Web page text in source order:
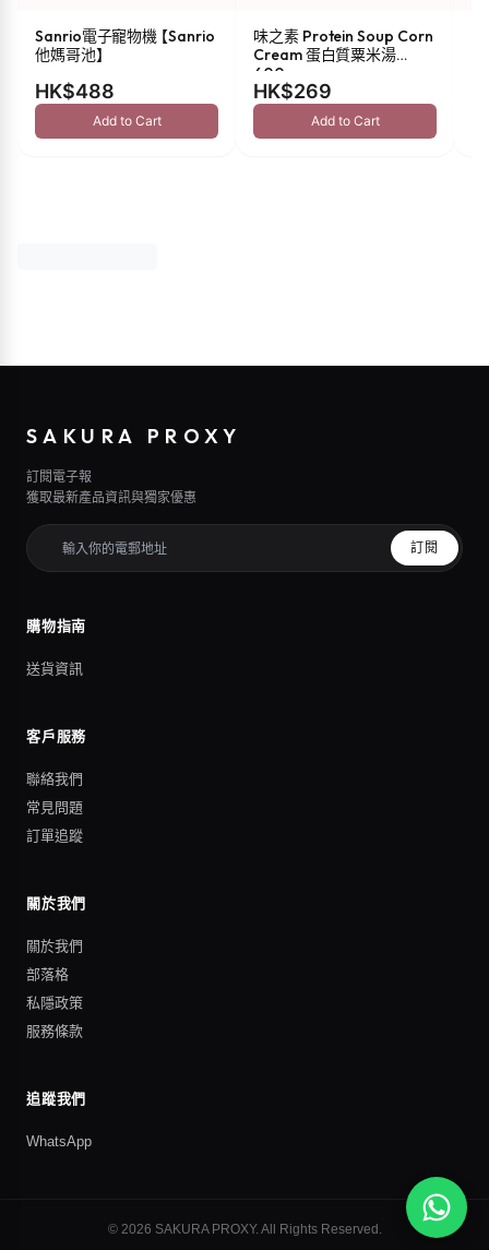
Sanrio電子寵物機 【Sanrio
他媽哥池】
HK$488
Add to Cart
味之素 Protein Soup Corn
Cream 蛋白質粟米湯
600g
HK$269
Add to Cart
SAKURA PROXY
訂閱電子報
獲取最新產品資訊與獨家優惠
訂閱
購物指南
送貨資訊
客戶服務
聯絡我們
常見問題
訂單追蹤
關於我們
關於我們
部落格
私隱政策
服務條款
追蹤我們
WhatsApp
© 2026 SAKURA PROXY. All Rights Reserved.